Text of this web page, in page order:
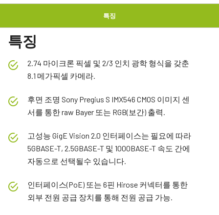
특징
특징
2.74 마이크론 픽셀 및 2/3 인치 광학 형식을 갖춘
8.1 메가픽셀 카메라.
후면 조명 Sony Pregius S IMX546 CMOS 이미지 센
서를 통한 raw Bayer 또는 RGB(보간) 출력.
고성능 GigE Vision 2.0 인터페이스는 필요에 따라
5GBASE-T, 2.5GBASE-T 및 1000BASE-T 속도 간에
자동으로 선택될수 있습니다.
인터페이스(PoE) 또는 6핀 Hirose 커넥터를 통한
외부 전원 공급 장치를 통해 전원 공급 가능.